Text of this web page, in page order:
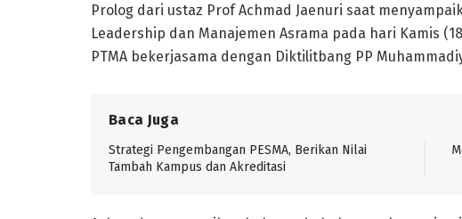
Prolog dari ustaz Prof Achmad Jaenuri saat
Leadership dan Manajemen Asrama pada hari Kamis
PTMA bekerjasama dengan Diktilitbang PP
Baca Juga
Strategi Pengembangan PESMA, Berikan Nilai
Tambah Kampus dan Akreditasi